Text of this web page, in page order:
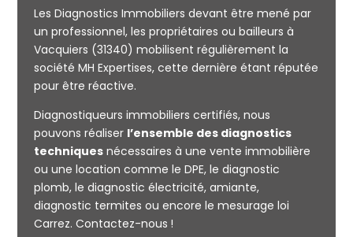
Mesurage
CARREZ
Les Diagnostics Immobiliers devant être mené par
un professionnel, les propriétaires ou bailleurs à
Vacquiers (31340) mobilisent régulièrement la
société MH Expertises, cette dernière étant réputée
pour être réactive.
Diagnostiqueurs immobiliers certifiés, nous
pouvons réaliser l’ensemble des diagnostics
techniquesnécessaires à une vente immobilière
ou une location comme le DPE, le diagnostic
plomb, le diagnostic électricité, amiante,
diagnostic termites ou encore le mesurage loi
Carrez. Contactez-nous !